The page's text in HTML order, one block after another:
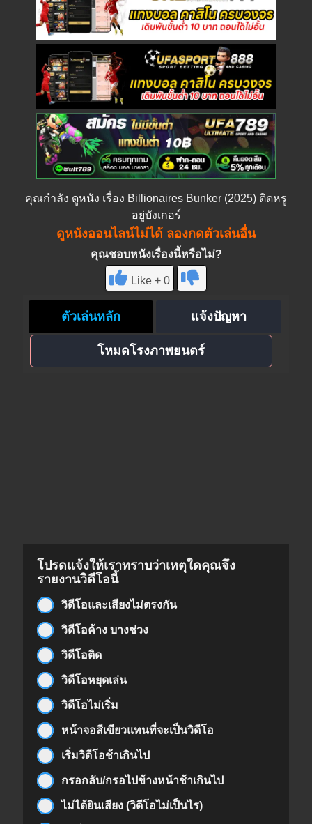
คุณกำลัง ดูหนัง เรื่อง Billionaires Bunker (2025) ติดหรู
อยู่บังเกอร์
ดูหนังออนไลน์ไม่ได้ ลองกดตัวเล่นอื่น
คุณชอบหนังเรื่องนี้หรือไม่?
Like + 0
ตัวเล่นหลัก แจ้งปัญหา
โหมดโรงภาพยนตร์
โปรดแจ้งให้เราทราบว่าเหตุใดคุณจึง
รายงานวิดีโอนี้
วิดีโอและเสียงไม่ตรงกัน
วิดีโอค้าง บางช่วง
วิดีโอติด
วิดีโอหยุดเล่น
วิดีโอไม่เริ่ม
หน้าจอสีเขียวแทนที่จะเป็นวิดีโอ
เริ่มวิดีโอช้าเกินไป
กรอกลับ/กรอไปข้างหน้าช้าเกินไป
ไม่ได้ยินเสียง (วิดีโอไม่เป็นไร)